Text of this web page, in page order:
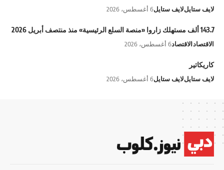
لايف ستايللايف ستايل6 أغسطس، 2026
143.7 ألف مستهلك زاروا «منصة السلع الرئيسية» منذ منتصف أبريل 2026
الاقتصادالاقتصاد6 أغسطس، 2026
كاريكاتير
لايف ستايللايف ستايل6 أغسطس، 2026